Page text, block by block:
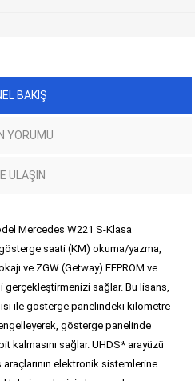
BAKIŞ
YORUMU
ULAŞIN
Mercedes W221 S-Klasa
saati (KM) okuma/yazma,
ve ZGW (Getway) EEPROM ve
sağlar. Bu lisans,
ile gösterge panelindeki kilometre
gösterge panelinde
kalmasını sağlar. UHDS* arayüzü
elektronik sistemlerine